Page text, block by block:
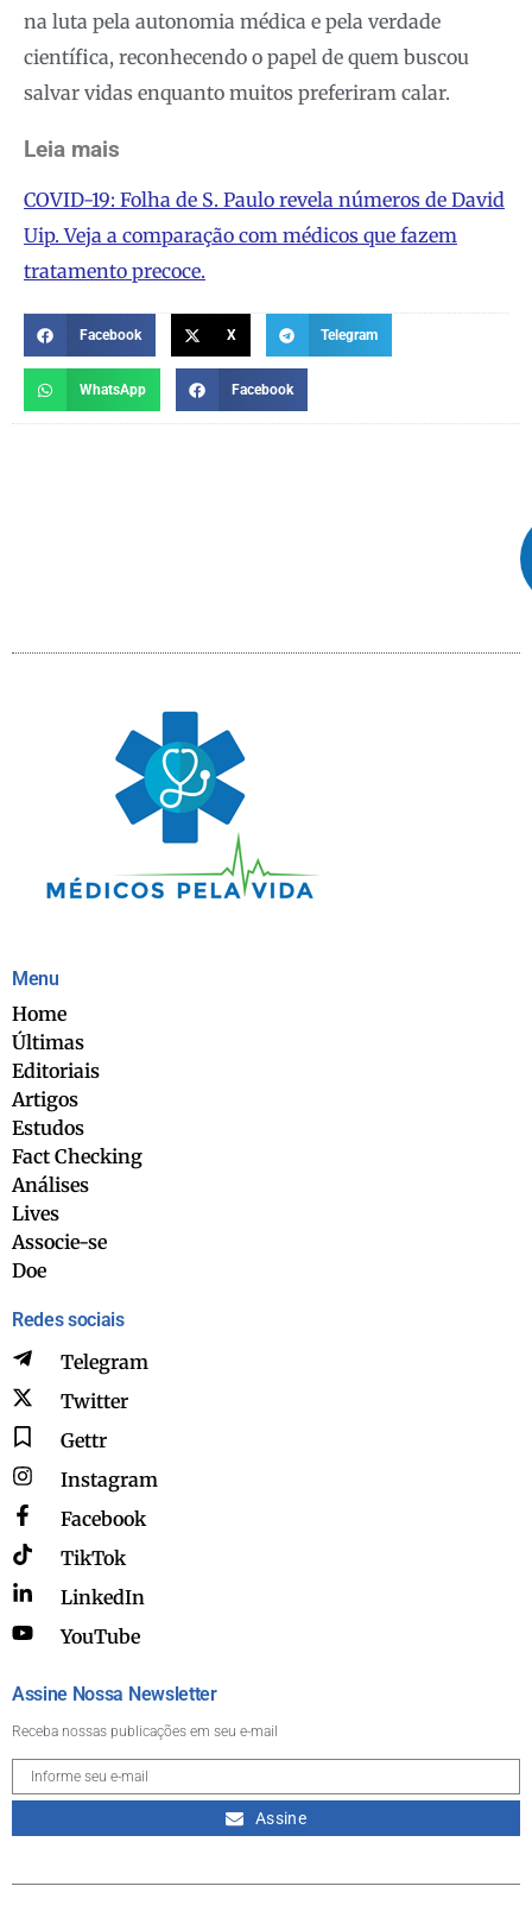
na luta pela autonomia médica e pela verdade
científica, reconhecendo o papel de quem buscou
salvar vidas enquanto muitos preferiram calar.
Leia mais
COVID-19: Folha de S. Paulo revela números de David
Uip. Veja a comparação com médicos que fazem
tratamento precoce.
Facebook X Telegram
WhatsApp Facebook
Menu
Home
Últimas
Editoriais
Artigos
Estudos
Fact Checking
Análises
Lives
Associe-se
Doe
Redes sociais
Telegram
Twitter
Gettr
Instagram
Facebook
TikTok
LinkedIn
YouTube
Assine Nossa Newsletter
Receba nossas publicações em seu e-mail
Assine